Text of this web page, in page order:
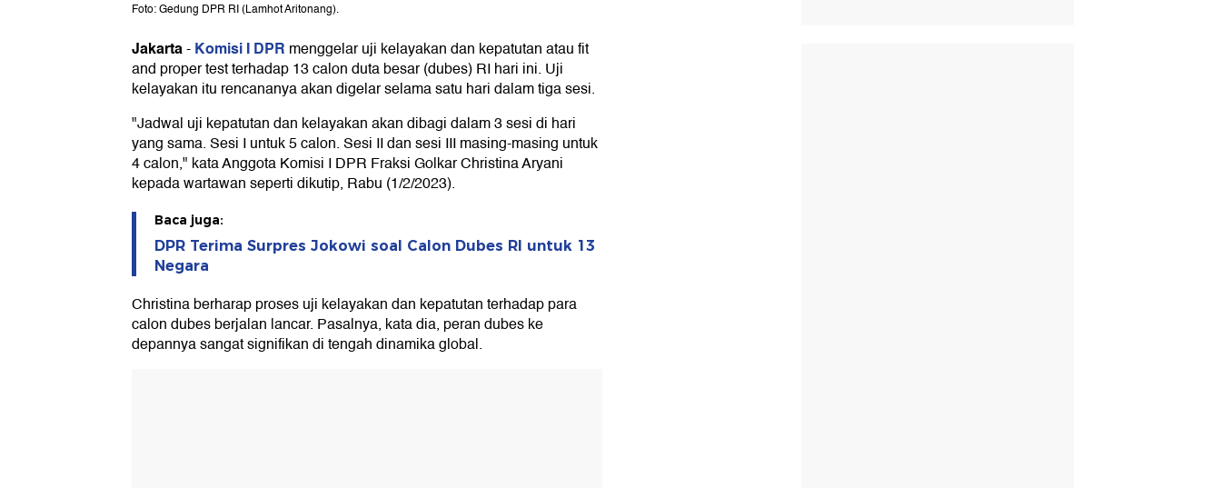
Foto: Gedung DPR RI (Lamhot Aritonang).
Jakarta-Komisi I DPR menggelar uji kelayakan dan kepatutan atau fit
and proper test terhadap 13 calon duta besar (dubes) RI hari ini. Uji
kelayakan itu rencananya akan digelar selama satu hari dalam tiga sesi.
"Jadwal uji kepatutan dan kelayakan akan dibagi dalam 3 sesi di hari
yang sama. Sesi I untuk 5 calon. Sesi II dan sesi III masing-masing untuk
4 calon," kata Anggota Komisi I DPR Fraksi Golkar Christina Aryani
kepada wartawan seperti dikutip, Rabu (1/2/2023).
Baca juga:
DPR Terima Surpres Jokowi soal Calon Dubes RI untuk 13
Negara
Christina berharap proses uji kelayakan dan kepatutan terhadap para
calon dubes berjalan lancar. Pasalnya, kata dia, peran dubes ke
depannya sangat signifikan di tengah dinamika global.